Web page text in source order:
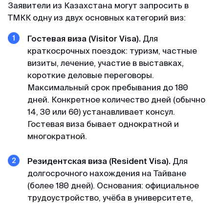
Спасибо, спасибо за оформленную визу в
Сингапур, очень оперативно, минимальный
пакет документов. При учете что я хотела
подавать в визовый центр в питере,
подготовила огромный список документов, но
не смогла записаться на подачу (ожидание
записи на подачу более месяца). Уже
отчаялась но нашла этих ребят. и все
оперативно сделали
Камил
Без заморочек
Оформили keta быстрее чем ожидал и никакой
головной боли.
Заявители из Казахстана могут запросить в
ТМКК одну из двух основных категорий виз:
Гостевая виза (Visitor Visa). Для
краткосрочных поездок: туризм, частные
визиты, лечение, участие в выставках,
короткие деловые переговоры.
Максимальный срок пребывания до 180
дней. Конкретное количество дней (обычно
14, 30 или 60) устанавливает консул.
Гостевая виза бывает однократной и
многократной.
Резидентская виза (Resident Visa). Для
долгосрочного нахождения на Тайване
(более 180 дней). Основания: официальное
трудоустройство, учёба в университете,